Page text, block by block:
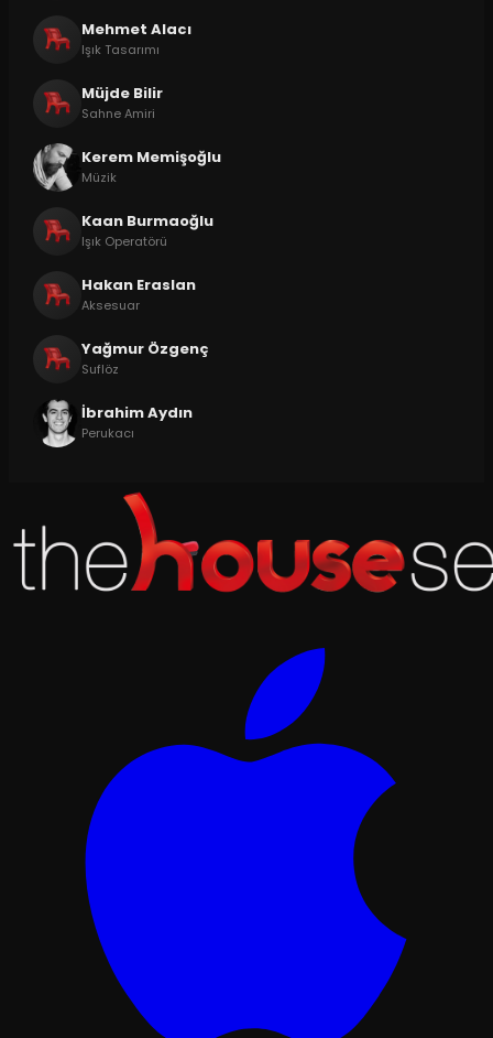
Mehmet Alacı
Işık Tasarımı
Müjde Bilir
Sahne Amiri
Kerem Memişoğlu
Müzik
Kaan Burmaoğlu
Işık Operatörü
Hakan Eraslan
Aksesuar
Yağmur Özgenç
Suflöz
İbrahim Aydın
Perukacı